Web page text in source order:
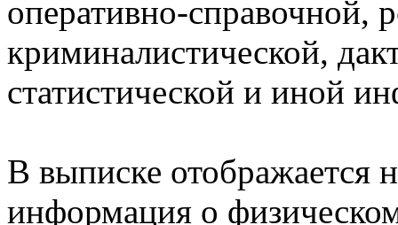
оперативно-справочной,
криминалистической,
статистической и иной
В выписке отображается
информация о